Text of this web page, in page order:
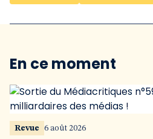
En ce moment
Revue 6 août 2026